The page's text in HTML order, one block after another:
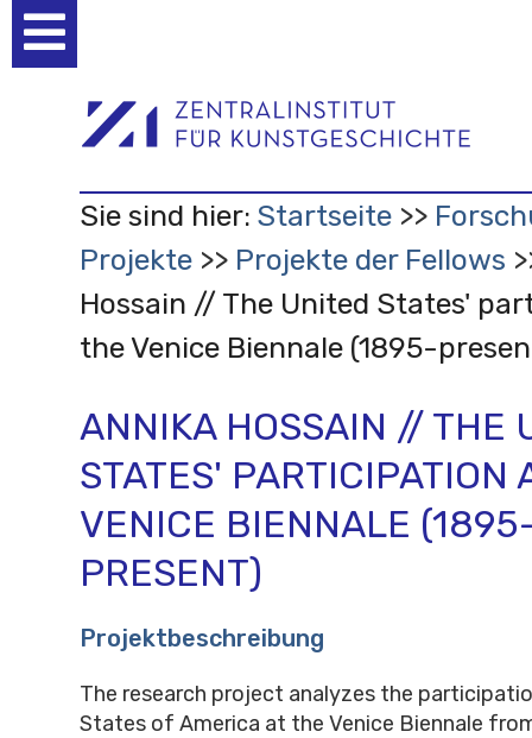
Werkzeuge
Sie sind hier: Startseite
Projekte
Projekte der Fellows
Hossain // The United States'
the Venice Biennale (1895-
ANNIKA HOSSAIN // THE
STATES' PARTICIPATION
VENICE BIENNALE
PRESENT)
Projektbeschreibung
The research project analyzes the
States of America at the Venice Biennale